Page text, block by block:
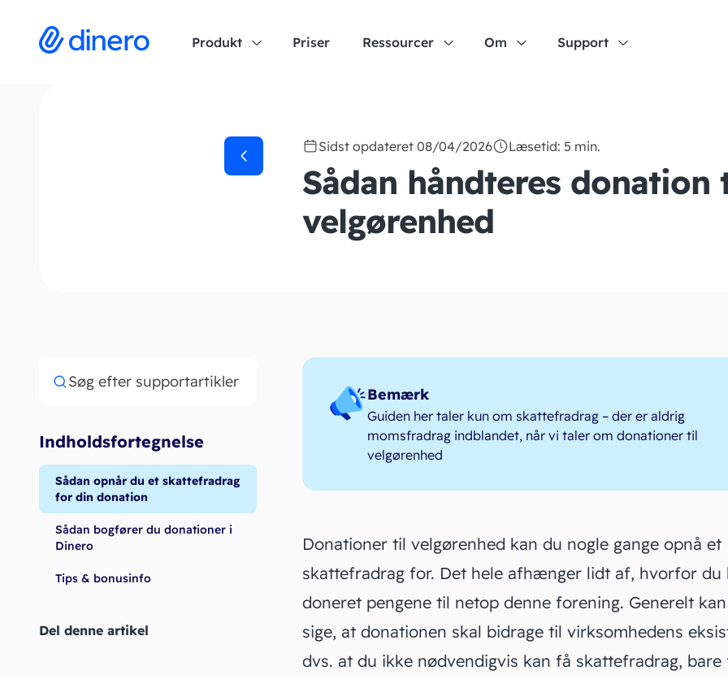
Produkt Priser Ressourcer Om Support
Sidst opdateret 08/04/2026 Læsetid: 5 min.
Sådan håndteres donation
velgørenhed
Søg efter supportartikler
Indholdsfortegnelse
Sådan opnår du et skattefradrag
for din donation
Sådan bogfører du donationer i
Dinero
Tips & bonusinfo
Del denne artikel
Bemærk
Guiden her taler kun om skattefradrag – der er aldrig
momsfradrag indblandet, når vi taler om donationer til
velgørenhed
Donationer til velgørenhed kan du nogle gange opnå et
skattefradrag for. Det hele afhænger lidt af, hvorfor du
doneret pengene til netop denne forening. Generelt
sige, at donationen skal bidrage til virksomhedens
dvs. at du ikke nødvendigvis kan få skattefradrag,